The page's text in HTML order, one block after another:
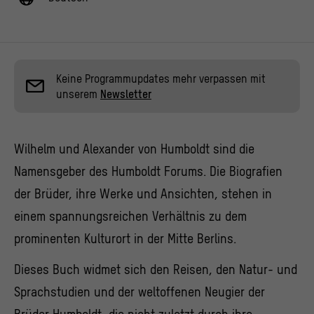
Keine Programmupdates mehr verpassen mit
unserem Newsletter
Wilhelm und Alexander von Humboldt sind die
Namensgeber des Humboldt Forums. Die Biografien
der Brüder, ihre Werke und Ansichten, stehen in
einem spannungsreichen Verhältnis zu dem
prominenten Kulturort in der Mitte Berlins.
Dieses Buch widmet sich den Reisen, den Natur- und
Sprachstudien und der weltoffenen Neugier der